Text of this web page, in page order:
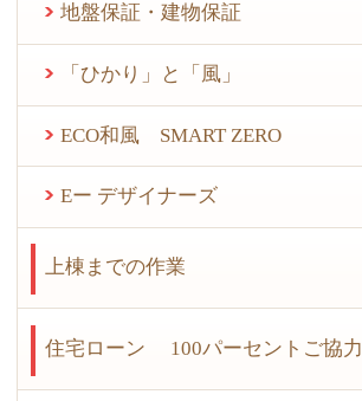
地盤保証・建物保証
「ひかり」と「風」
ECO和風 SMART ZERO
Eー デザイナーズ
上棟までの作業
住宅ローン 100パーセントご協力